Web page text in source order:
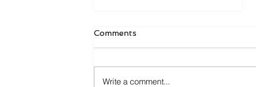
Comments
Write a comment...